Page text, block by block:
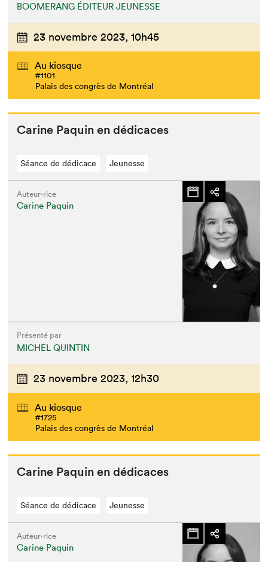
BOOMERANG ÉDITEUR JEUNESSE
23 novembre 2023, 10h45
Au kiosque
#1101
Palais des congrès de Montréal
Carine Paquin en dédicaces
Séance de dédicace Jeunesse
Auteur·rice
Carine Paquin
Présenté par
MICHEL QUINTIN
23 novembre 2023, 12h30
Au kiosque
#1725
Palais des congrès de Montréal
Carine Paquin en dédicaces
Séance de dédicace Jeunesse
Auteur·rice
Carine Paquin